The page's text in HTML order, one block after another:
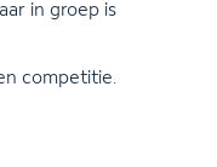
in groep is
competitie.